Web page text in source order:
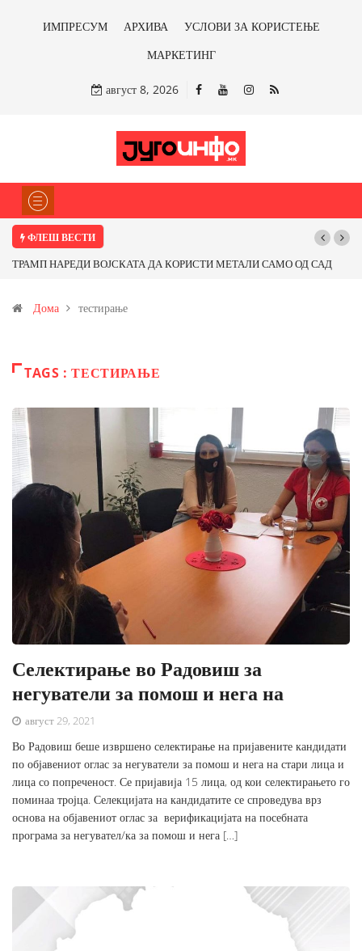
ИМПРЕСУМ АРХИВА
УСЛОВИ ЗА КОРИСТЕЊЕ
МАРКЕТИНГ
август 8, 2026
ФЛЕШ ВЕСТИ
ТРАМП НАРЕДИ ВОЈСКАТА ДА КОРИСТИ МЕТАЛИ САМО ОД САД
Иловица и со антимонот?
Дома тестирање
TAGS : ТЕСТИРАЊЕ
Селектирање во Радовиш за
негуватели за помош и нега на
август 29, 2021
Во Радовиш беше извршено селектирање на пријавените кандидати
по објавениот оглас за негуватели за помош и нега на стари лица и
лица со попреченост. Се пријавија 15 лица, од кои селектирањето го
поминаа тројца. Селекцијата на кандидатите се спроведува врз
основа на објавениот оглас за верификацијата на посебната
програма за негувател/ка за помош и нега […]